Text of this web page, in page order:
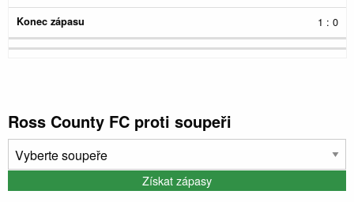
1 : 0
Ross County FC proti soupeři